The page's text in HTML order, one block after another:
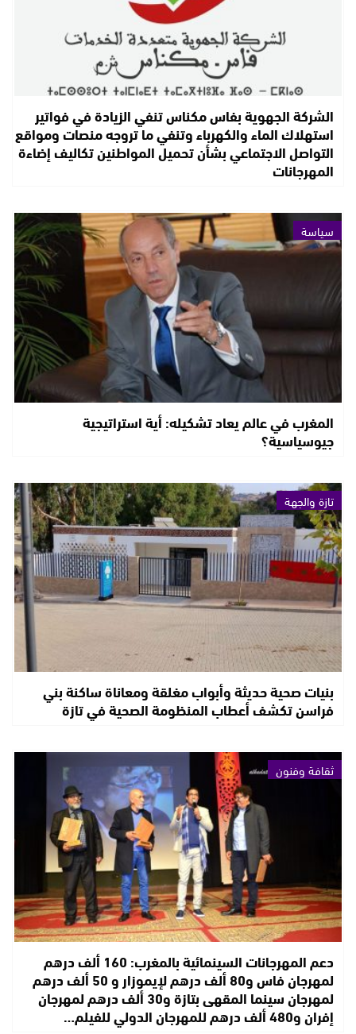
الشركة الجهوية بفاس مكناس تنفي الزيادة في فواتير
استهلاك الماء والكهرباء وتنفي ما تروجه منصات ومواقع
التواصل الاجتماعي بشأن تحميل المواطنين تكاليف إضاءة
المهرجانات
سياسة
المغرب في عالم يعاد تشكيله: أية استراتيجية
جيوسياسية؟
تازة والجهة
بنيات صحية حديثة وأبواب مغلقة ومعاناة ساكنة بني
فراسن تكشف أعطاب المنظومة الصحية في تازة
ثقافة وفنون
دعم المهرجانات السينمائية بالمغرب: 160 ألف درهم
لمهرجان فاس و80 ألف درهم لإيموزار و 50 ألف درهم
لمهرجان سينما المقهى بتازة و30 ألف درهم لمهرجان
إفران و480 ألف درهم للمهرجان الدولي للفيلم…